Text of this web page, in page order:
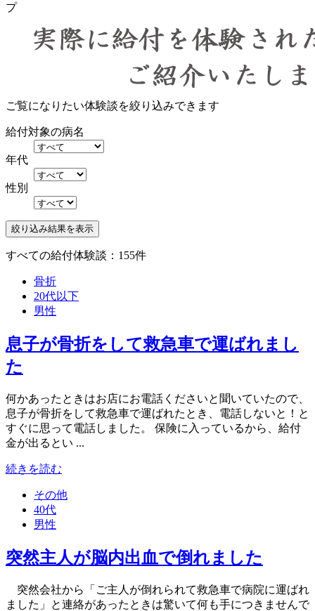
プ
ご覧になりたい体験談を絞り込みできます
給付対象の病名
年代
性別
すべての給付体験談：155件
骨折
20代以下
男性
息子が骨折をして救急車で運ばれまし
た
何かあったときはお店にお電話くださいと聞いていたので、
息子が骨折をして救急車で運ばれたとき、電話しないと！と
すぐに思って電話しました。 保険に入っているから、給付
金が出るとい ...
続きを読む
その他
40代
男性
突然主人が脳内出血で倒れました
突然会社から「ご主人が倒れられて救急車で病院に運ばれ
ました」と連絡があったときは驚いて何も手につきませんで